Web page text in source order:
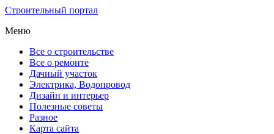
Строительный портал
Меню
Все о строительстве
Все о ремонте
Дачный участок
Электрика, Водопровод
Дизайн и интерьер
Полезные советы
Разное
Карта сайта